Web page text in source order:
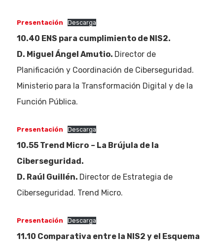
Presentación Descarga
10.40 ENS para cumplimiento de NIS2.
D. Miguel Ángel Amutio. Director de
Planificación y Coordinación de Ciberseguridad.
Ministerio para la Transformación Digital y de la
Función Pública.
Presentación Descarga
10.55 Trend Micro – La Brújula de la
Ciberseguridad.
D. Raúl Guillén. Director de Estrategia de
Ciberseguridad. Trend Micro.
Presentación Descarga
11.10 Comparativa entre la NIS2 y el Esquema